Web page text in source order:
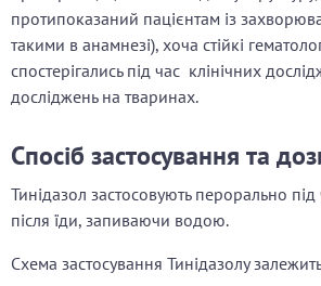
протипоказаний пацієнтам із
такими в анамнезі), хоча стійкі
спостерігались під час клінічних
досліджень на тваринах.
Спосіб застосування та
Тинідазол застосовують перорально
після їди, запиваючи водою.
Схема застосування Тинідазолу